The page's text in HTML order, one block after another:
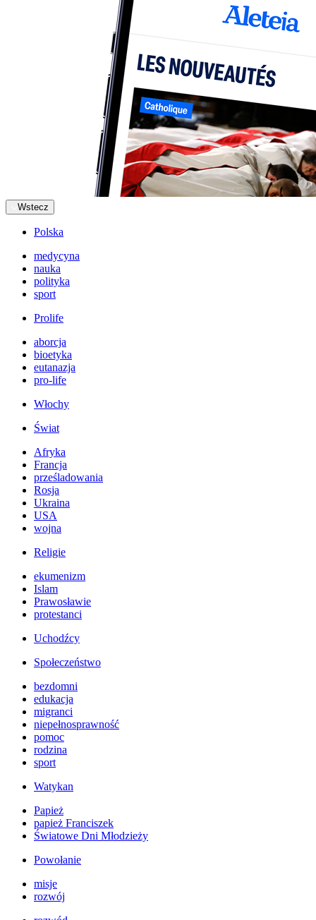
Wstecz
Polska
medycyna
nauka
polityka
sport
Prolife
aborcja
bioetyka
eutanazja
pro-life
Włochy
Świat
Afryka
Francja
prześladowania
Rosja
Ukraina
USA
wojna
Religie
ekumenizm
Islam
Prawosławie
protestanci
Uchodźcy
Społeczeństwo
bezdomni
edukacja
migranci
niepełnosprawność
pomoc
rodzina
sport
Watykan
Papież
papież Franciszek
Światowe Dni Młodzieży
Powołanie
misje
rozwój